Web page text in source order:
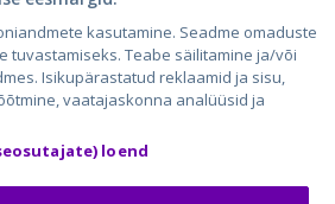
Kainos.lt
Paslaugos.lt
auto24.ee
Osta.ee
KuldneBörs.ee
kasutamine. Seadme omaduste
tuvastamiseks. Teabe säilitamine ja/või
Isikupärastatud reklaamid ja sisu,
vaatajaskonna analüüsid ja
loend